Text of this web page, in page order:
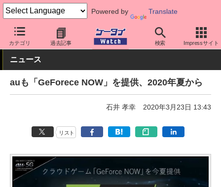
Powered by Translate
カテゴリ 過去記事 検索 Impressサイト
ケータイ Watch キャリア au アプリ・サービス
ニュース
auも「GeForece NOW」を提供、2020年夏から
石井 孝幸 2020年3月23日 13:43
リスト